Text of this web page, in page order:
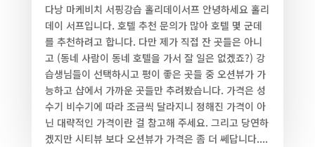
다낭 마케비치 서핑강습 홀리데이서프 안녕하세요 홀리
데이 서프입니다. 호텔 추천 문의가 많아 호텔 몇 군데
를 추천하려고 합니다. 다만 제가 직접 잔 곳들은 아니
고 (동네 사람이 동네 호텔을 가서 잘 일은 없겠죠?) 강
습생님들이 선택하시고 평이 좋은 곳들 중 오션뷰가 가
능하고 샵에서 가까운 곳들만 추려봤습니다. 가격은 성
수기 비수기에 따라 조금씩 달라지니 정해진 가격이 아
닌 대략적인 가격이란 걸 참고해 주세요. 그리고 당연하
겠지만 시티뷰 보다 오션뷰가 가격은 좀 더 쎄답니다....